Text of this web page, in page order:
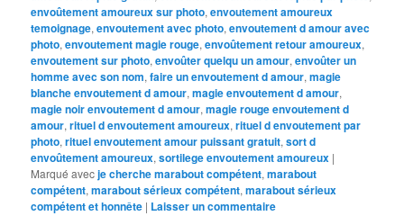
envoûtement amoureux sur photo,envoutement amoureux
temoignage,envoutement avec photo,envoutement d amour avec
photo,envoutement magie rouge,envoûtement retour amoureux,
envoutement sur photo,envoûter quelqu un amour,envoûter un
homme avec son nom,faire un envoutement d amour,magie
blanche envoutement d amour,magie envoutement d amour,
magie noir envoutement d amour,magie rouge envoutement d
amour,rituel d envoutement amoureux,rituel d envoutement par
photo,rituel envoutement amour puissant gratuit,sort d
envoûtement amoureux,sortilege envoutement amoureux |
Marqué avecje cherche marabout compétent,marabout
compétent,marabout sérieux compétent,marabout sérieux
compétent et honnête | Laisser un commentaire